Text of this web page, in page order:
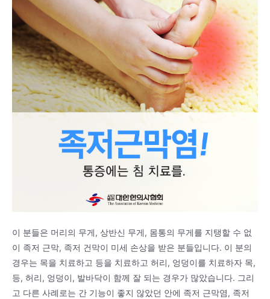
이 분들은 머리의 무게, 상반신 무게, 몸통의 무게를 지탱할 수 없
이 족저 근막, 족저 건막이 미세 손상을 받은 분들입니다. 이 분의
경우는 목을 치료하고 등을 치료하고 허리, 엉덩이를 치료하자 목,
등, 허리, 엉덩이, 발바닥이 함께 잘 되는 경우가 많았습니다. 그리
고 다른 사례로는 간 기능이 좋지 않았던 안에 족저 근막염, 족저